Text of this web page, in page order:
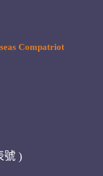
Compatriot
號 )